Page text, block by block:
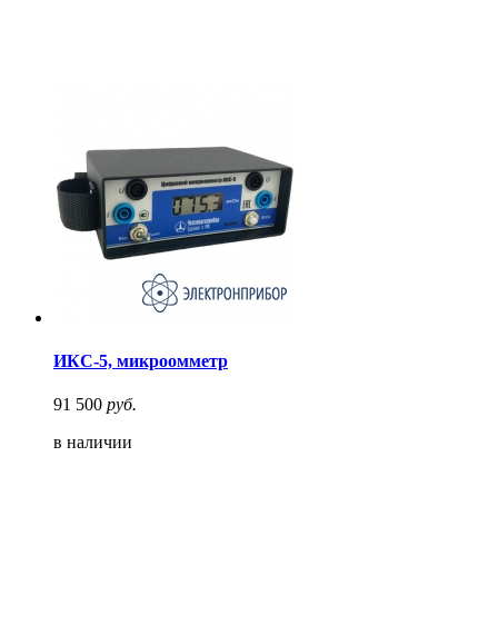
ИКС-5, микроомметр
91 500 руб.
в наличии